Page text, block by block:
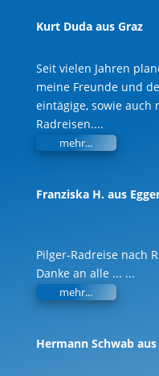
Kurt Duda aus Graz
Seit vielen Jahren
meine Freunde und
eintägige, sowie auch
Radreisen....
mehr...
Franziska H. aus
Pilger-Radreise nach
Danke an alle ... ...
mehr...
Hermann Schwab aus